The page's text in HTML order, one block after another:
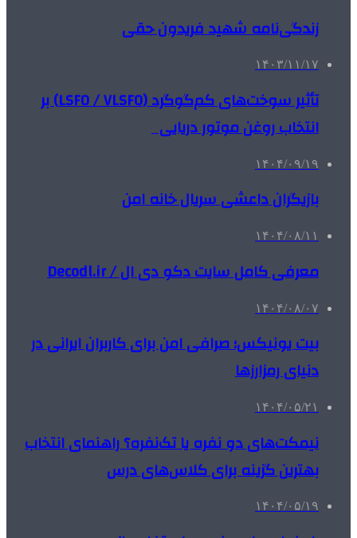
زندگی‌نامه شهید فریدون حقی
۱۴۰۳/۱۱/۱۷
تأثیر سوخت‌های کم‌گوگرد (LSFO / VLSFO) بر
انتخاب روغن موتور دریایی
۱۴۰۴/۰۹/۱۹
بازیگران داعشی سریال خانه امن
۱۴۰۴/۰۸/۱۱
معرفی کامل سایت دکو دی ال / Decodl.ir
۱۴۰۴/۰۸/۰۷
بیت یونیکس؛ صرافی امن برای کاربران ایرانی در
دنیای رمزارزها
۱۴۰۴/۰۵/۲۱
نیمکت‌های دو نفره یا تک‌نفره؟ راهنمای انتخاب
بهترین گزینه برای کلاس‌های درس
۱۴۰۴/۰۵/۱۹